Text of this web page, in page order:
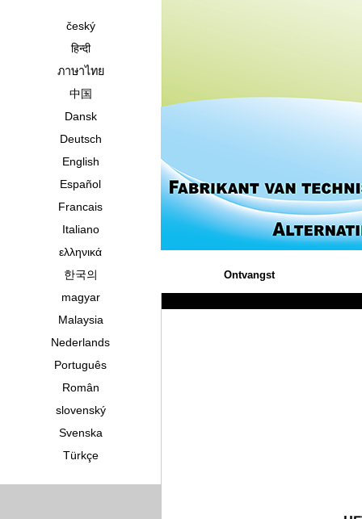
český
हिन्दी
ภาษาไทย
中国
Dansk
Deutsch
English
Español
Francais
Italiano
ελληνικά
한국의
magyar
Malaysia
Nederlands
Português
Român
slovenský
Svenska
Türkçe
Ontvangst